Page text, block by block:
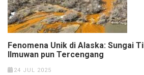
Fenomena Unik di Alaska: Sungai
Ilmuwan pun Tercengang
24 JUL 2025